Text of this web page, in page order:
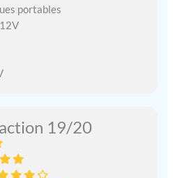
portables
19/20